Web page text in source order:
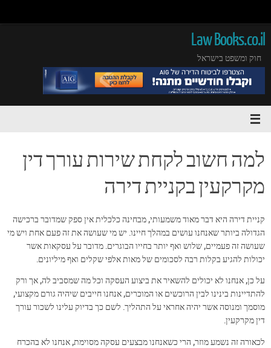
Law Books.co.il
חוק ומשפט בישראל
למה חשוב לקחת שירות עורך דין
מקרקעין בקניית דירה
קניית דירה היא דבר מאוד משמעותי, מבחינה כלכלית אין ספק שמדובר ברכישה
הגדולה ביותר שאנחנו עושים במהלך חיינו. יש מי שעושה את זה פעם אחת ויש מי
שעושה זה פעמיים, שלוש ואף יותר בחייו הבוגרים. מדובר על עסקאות אשר
יכולות להגיע בקלות רבה לסכומים של מאות אלפי שקלים ואף מיליונים.
על כן, אנחנו לא יכולים להשאיר את ביצוע העסקה וכל מה שמסביב לה, אך ורק
להתדיינות בינינו לבין הרוכשים או המוכרים, אנחנו חייבים שיהיה גורם מקצועי,
מוסמך ומנוסה אשר יהיה אחראי על התהליך. לשם כך בדיוק עלינו לשכור עורך
דין מקרקעין.
לכאורה זה נשמע מוזר, הרי כשאנחנו מבצעים עסקה מסוימת, אנחנו לא בהכרח